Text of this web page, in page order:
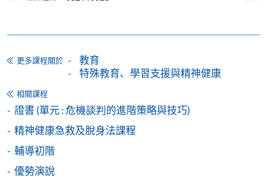
課程編號
35Z163275
查詢號碼
2508-8867
Special Learning Needs Education Course in
Gifted Children (Module from Diploma in
Special Education)
認識及支援資優學童 (特殊教育文憑之單元)
學費
$4,980
查詢號碼
Special Learning Needs Education Course in
更多課程關於
教育
特殊教育、學習支援與精神健康
相關課程
證書 (單元 : 危機談判的進階策略與技巧)
精神健康急救及脫身法課程
輔導初階
優勢演說